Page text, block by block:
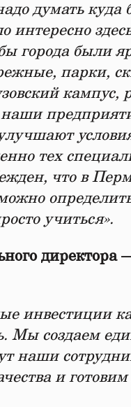
думать куда
города были
парки,
кампус,
тех
что в
учиться».
инвестиции
Мы создаем
наши
и